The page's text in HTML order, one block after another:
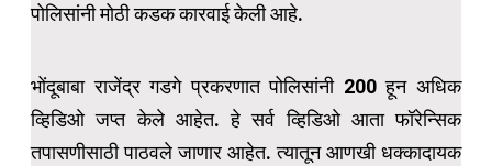
पोलिसांनी मोठी कडक कारवाई केली आहे.
भोंदूबाबा राजेंद्र गडगे प्रकरणात पोलिसांनी 200 हून अधिक
व्हिडिओ जप्त केले आहेत. हे सर्व व्हिडिओ आता फॉरेन्सिक
तपासणीसाठी पाठवले जाणार आहेत. त्यातून आणखी धक्कादायक